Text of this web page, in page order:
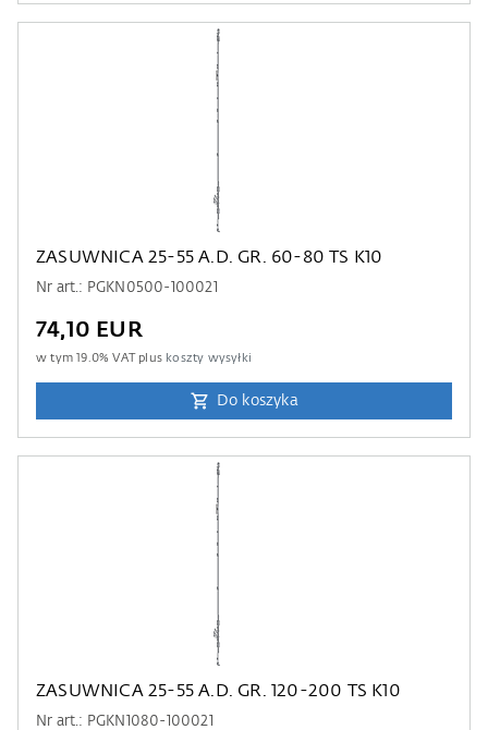
ZASUWNICA 25-55 A.D. GR. 60-80 TS K10
Nr art.: PGKN0500-100021
74,10 EUR
w tym19.0% VAT plus koszty wysyłki
Do koszyka
ZASUWNICA 25-55 A.D. GR. 120-200 TS K10
Nr art.: PGKN1080-100021